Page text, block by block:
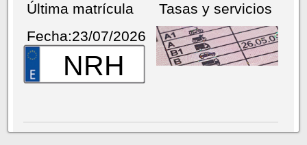
Última matrícula
Fecha:23/07/2026
NRH
Tasas y servicios